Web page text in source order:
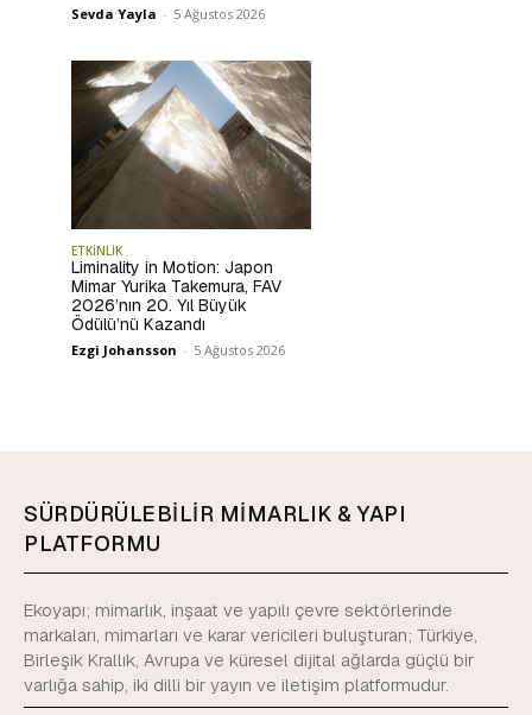
Sevda Yayla - 5 Ağustos 2026
ETKİNLİK
Liminality in Motion: Japon
Mimar Yurika Takemura, FAV
2026’nın 20. Yıl Büyük
Ödülü’nü Kazandı
Ezgi Johansson - 5 Ağustos 2026
SÜRDÜRÜLEBİLİR MİMARLIK & YAPI
PLATFORMU
Ekoyapı; mimarlık, inşaat ve yapılı çevre sektörlerinde
markaları, mimarları ve karar vericileri buluşturan; Türkiye,
Birleşik Krallık, Avrupa ve küresel dijital ağlarda güçlü bir
varlığa sahip, iki dilli bir yayın ve iletişim platformudur.